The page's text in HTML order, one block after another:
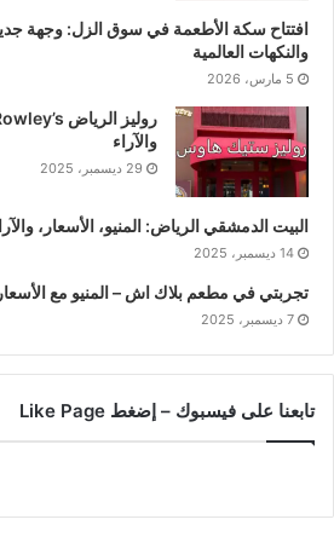
افتتاح سكة الأطعمة في سوق الزل: وجهة
والنكهات العالمية
5 مارس، 2026
والآراء
29 ديسمبر، 2025
البيت الدمشقي الرياض: المنيو، الأسعار،
14 ديسمبر، 2025
تجربتي في مطعم بلاك اش – المنيو مع الأسعار
7 ديسمبر، 2025
تابعنا على فيسبوك – إضغط Like Page